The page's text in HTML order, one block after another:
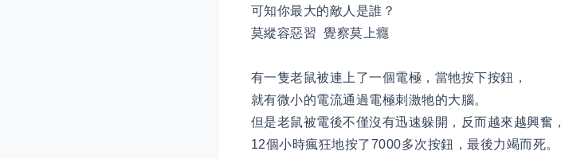
可知你最大的敵人是誰？
莫縱容惡習 覺察莫上癮
有一隻老鼠被連上了一個電極，當牠按下按鈕，
就有微小的電流通過電極刺激牠的大腦。
但是老鼠被電後不僅沒有迅速躲開，反而越來越興奮，
12個小時瘋狂地按了7000多次按鈕，最後力竭而死。